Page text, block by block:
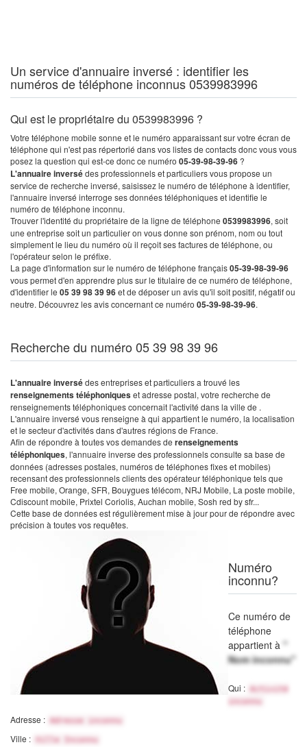
Un service d'annuaire inversé : identifier les
numéros de téléphone inconnus 0539983996
Qui est le propriétaire du 0539983996 ?
Votre téléphone mobile sonne et le numéro apparaissant sur votre écran de
téléphone qui n'est pas répertorié dans vos listes de contacts donc vous vous
posez la question qui est-ce donc ce numéro 05-39-98-39-96 ?
L'annuaire inversédes professionnels et particuliers vous propose un
service de recherche inversé, saisissez le numéro de téléphone à identifier,
l'annuaire inversé interroge ses données téléphoniques et identifie le
numéro de téléphone inconnu.
Trouver l'identité du propriétaire de la ligne de téléphone 0539983996, soit
une entreprise soit un particulier on vous donne son prénom, nom ou tout
simplement le lieu du numéro où il reçoit ses factures de téléphone, ou
l'opérateur selon le préfixe.
La page d'information sur le numéro de téléphone français05-39-98-39-96
vous permet d'en apprendre plus sur le titulaire de ce numéro de téléphone,
d'identifier le 05 39 98 39 96et de déposer un avis qu'il soit positif, négatif ou
neutre. Découvrez les avis concernant ce numéro 05-39-98-39-96.
Recherche du numéro 05 39 98 39 96
L'annuaire inversédes entreprises et particuliers a trouvé les
renseignements téléphoniqueset adresse postal, votre recherche de
renseignements téléphoniques concernait l'activité dans la ville de .
L'annuaire inversé vous renseigne à qui appartient le numéro, la localisation
et le secteur d'activités dans d'autres régions de France.
Afin de répondre à toutes vos demandes de renseignements
téléphoniques, l'annuaire inverse des professionnels consulte sa base de
données (adresses postales, numéros de téléphones fixes et mobiles)
recensant des professionnels clients des opérateur téléphonique tels que
Free mobile, Orange, SFR, Bouygues télécom, NRJ Mobile, La poste mobile,
Cdiscount mobile, Prixtel Coriolis, Auchan mobile, Sosh red by sfr...
Cette base de données est régulièrement mise à jour pour de répondre avec
précision à toutes vos requêtes.
Numéro
inconnu?
Ce numéro de
téléphone
appartient à "
Nom inconnu"
Qui :
Activité
inconnu
Adresse : Adresse inconnu
Ville : Ville Inconnu